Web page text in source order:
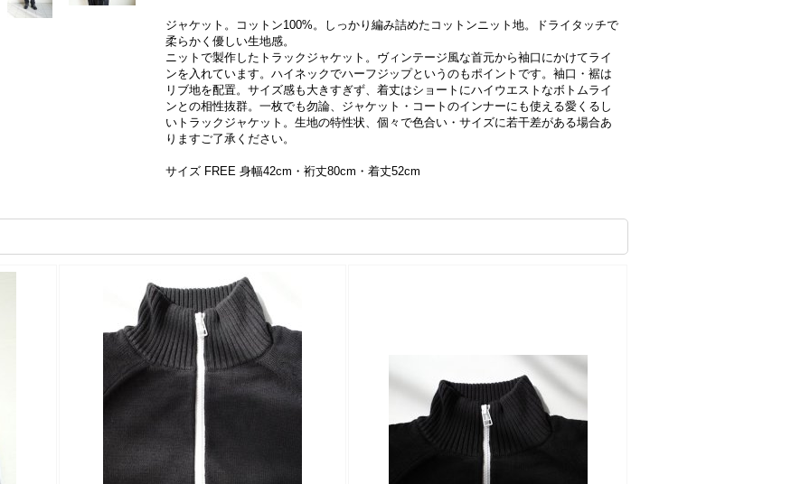
ジャケット。コットン100%。しっかり編み詰めたコットンニット地。ドライタッチで
柔らかく優しい生地感。
ニットで製作したトラックジャケット。ヴィンテージ風な首元から袖口にかけてライ
ンを入れています。ハイネックでハーフジップというのもポイントです。袖口・裾は
リブ地を配置。サイズ感も大きすぎず、着丈はショートにハイウエストなボトムライ
ンとの相性抜群。一枚でも勿論、ジャケット・コートのインナーにも使える愛くるし
いトラックジャケット。生地の特性状、個々で色合い・サイズに若干差がある場合あ
りますご了承ください。
サイズ FREE 身幅42cm・裄丈80cm・着丈52cm